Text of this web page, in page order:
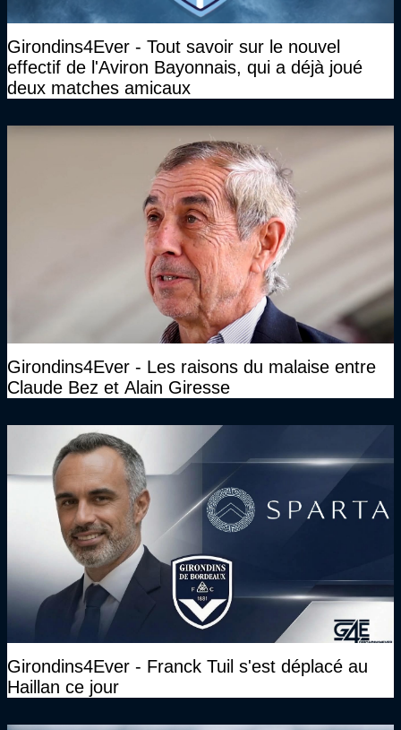
Girondins4Ever - Tout savoir sur le nouvel
effectif de l'Aviron Bayonnais, qui a déjà joué
deux matches amicaux
Girondins4Ever - Les raisons du malaise entre
Claude Bez et Alain Giresse
Girondins4Ever - Franck Tuil s'est déplacé au
Haillan ce jour